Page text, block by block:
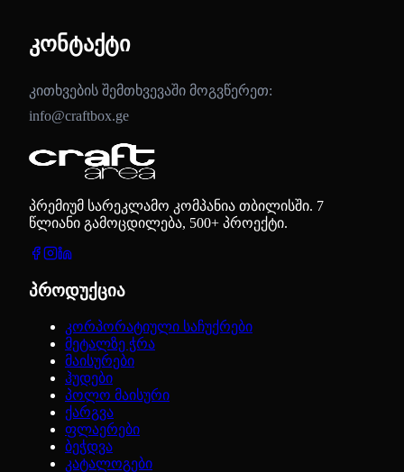
კონტაქტი
კითხვების შემთხვევაში მოგვწერეთ:
info@craftbox.ge
პრემიუმ სარეკლამო კომპანია თბილისში. 7
წლიანი გამოცდილება, 500+ პროექტი.
პროდუქცია
კორპორატიული საჩუქრები
მეტალზე ჭრა
მაისურები
ჰუდები
პოლო მაისური
ქარგვა
ფლაერები
ბეჭდვა
კატალოგები